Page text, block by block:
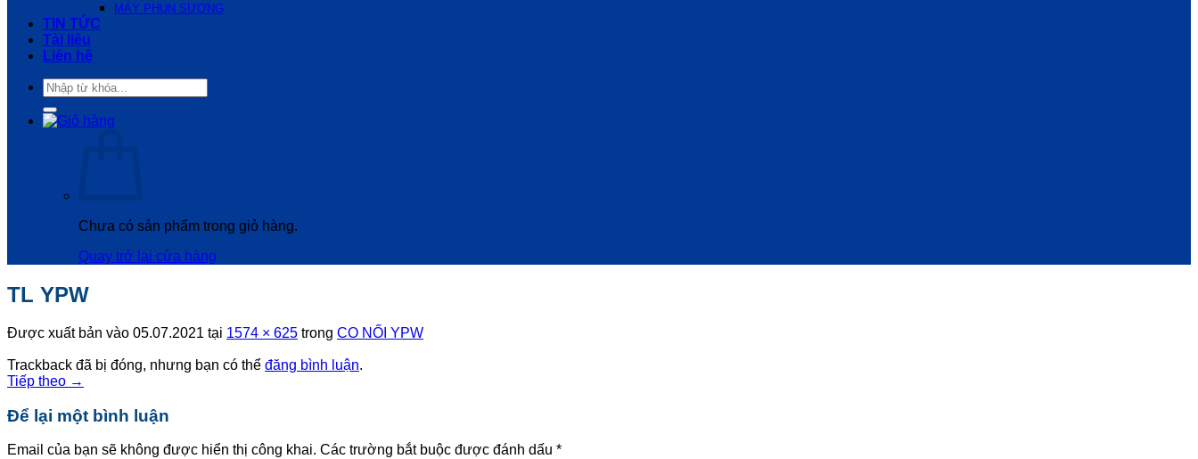
MÁY PHUN SƯƠNG
TIN TỨC
Tài liệu
Liên hệ
Tìm
kiếm:
Chưa có sản phẩm trong giỏ hàng.
Quay trở lại cửa hàng
TL YPW
Được xuất bản vào 05.07.2021 tại 1574 × 625 trong CO NỐI YPW
Trackback đã bị đóng, nhưng bạn có thể đăng bình luận.
Tiếp theo →
Để lại một bình luận
Email của bạn sẽ không được hiển thị công khai. Các trường bắt buộc được đánh dấu *